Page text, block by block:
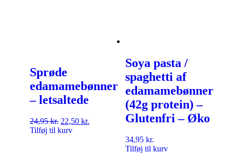
Sprøde
edamamebønner
– letsaltede
24,95kr. 22,50 kr.
Tilføj til kurv
Soya pasta /
spaghetti af
edamamebønner
(42g protein) –
Glutenfri – Øko
34,95 kr.
Tilføj til kurv